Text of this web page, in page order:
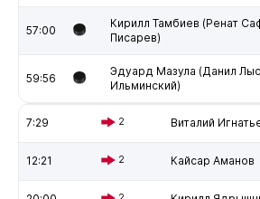
57:00
Кирилл Тамбиев (Ренат
Писарев)
59:56
Эдуард Мазула (Данил
Ильминский)
7:29 2 Виталий
12:21 2 Кайсар Аманов